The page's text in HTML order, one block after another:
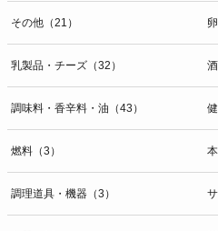
その他（21）
乳製品・チーズ（32）
調味料・香辛料・油（43）
燃料（3）
調理道具・機器（3）